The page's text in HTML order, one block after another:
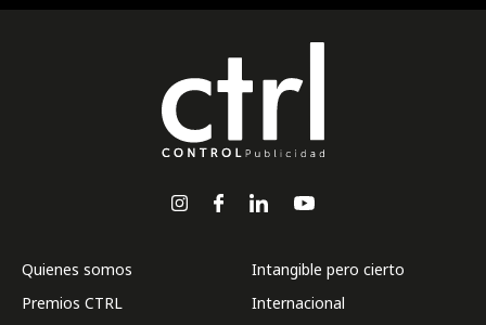
Quienes somos
Premios CTRL
Intangible pero cierto
Internacional